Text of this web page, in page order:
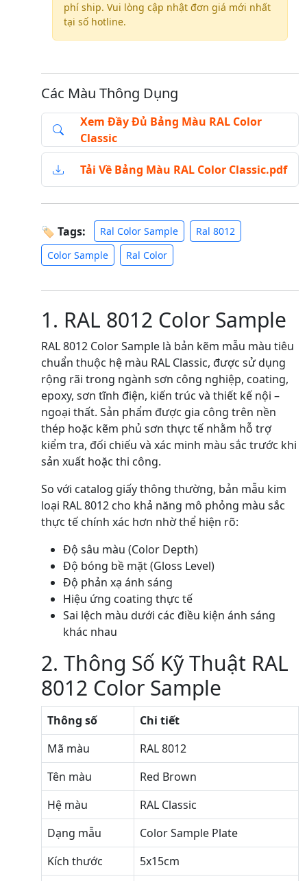
phí ship. Vui lòng cập nhật đơn giá mới nhất
tại số hotline.
Các Màu Thông Dụng
Xem Đầy Đủ Bảng Màu RAL Color
Classic
Tải Về Bảng Màu RAL Color Classic.pdf
🏷 Tags: Ral Color Sample
Ral 8012
Color Sample
Ral Color
1. RAL 8012 Color Sample
RAL 8012 Color Sample là bản kẽm mẫu màu tiêu
chuẩn thuộc hệ màu RAL Classic, được sử dụng
rộng rãi trong ngành sơn công nghiệp, coating,
epoxy, sơn tĩnh điện, kiến trúc và thiết kế nội –
ngoại thất. Sản phẩm được gia công trên nền
thép hoặc kẽm phủ sơn thực tế nhằm hỗ trợ
kiểm tra, đối chiếu và xác minh màu sắc trước khi
sản xuất hoặc thi công.
So với catalog giấy thông thường, bản mẫu kim
loại RAL 8012 cho khả năng mô phỏng màu sắc
thực tế chính xác hơn nhờ thể hiện rõ:
Độ sâu màu (Color Depth)
Độ bóng bề mặt (Gloss Level)
Độ phản xạ ánh sáng
Hiệu ứng coating thực tế
Sai lệch màu dưới các điều kiện ánh sáng
khác nhau
2. Thông Số Kỹ Thuật RAL
8012 Color Sample
Thông số
Chi tiết
Mã màu
RAL 8012
Tên màu
Red Brown
Hệ màu
RAL Classic
Dạng mẫu
Color Sample Plate
Kích thước
5x15cm